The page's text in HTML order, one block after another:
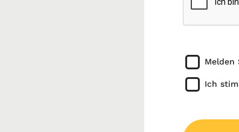
Melden
Ich